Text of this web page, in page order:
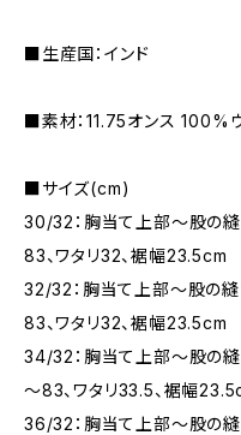
■生産国：インド
■素材：11.75オンス 100%
■サイズ(cm)
30/32：胸当て上部～股の
83、ワタリ32、裾幅23.5cm
32/32：胸当て上部～股の
83、ワタリ32、裾幅23.5cm
34/32：胸当て上部～股の縫
～83、ワタリ33.5、裾幅
36/32：胸当て上部～股の縫